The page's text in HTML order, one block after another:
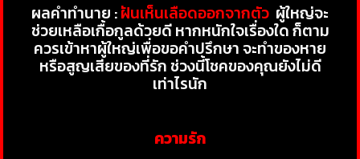
ผลคำทำนาย :ฝันเห็นเลือดออกจากตัว ผู้ใหญ่จะ
ช่วยเหลือเกื้อกูลด้วยดี หากหนักใจเรื่องใด ก็ตาม
ควรเข้าหาผู้ใหญ่เพื่อขอคำปรึกษา จะทำของหาย
หรือสูญเสียของที่รัก ช่วงนี้โชคของคุณยังไม่ดี
เท่าไรนัก
ความรัก